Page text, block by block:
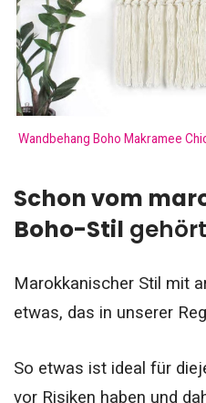
Wandbehang Boho Makramee
Schon vom
Boho-Stil
Marokkanischer Stil mit
etwas, das in unserer
So etwas ist ideal für
vor Risiken haben und